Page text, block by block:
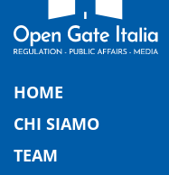
HOME
CHI SIAMO
TEAM